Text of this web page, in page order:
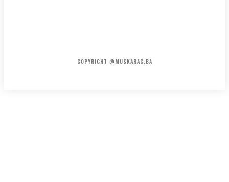
COPYRIGHT @MUSKARAC.BA